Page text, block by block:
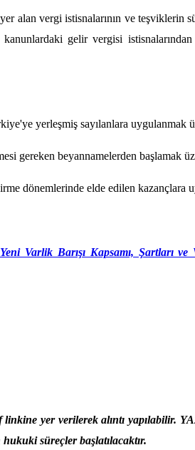
alan vergi istisnalarının ve teşviklerin
gelir vergisi istisnalarından
yerleşmiş sayılanlara uygulanmak
gereken beyannamelerden başlamak
dönemlerinde elde edilen kazançlara
Varlik Barışı Kapsamı, Şartları ve
linkine yer verilerek alıntı
süreçler başlatılacaktır.